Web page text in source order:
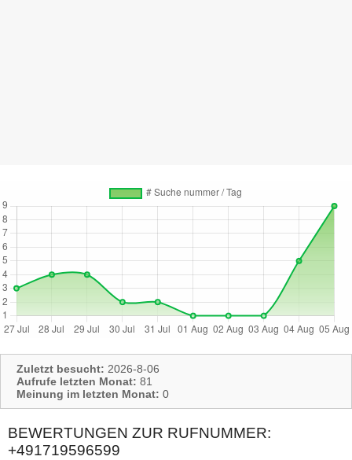
Zuletzt besucht: 2026-8-06
Aufrufe letzten Monat: 81
Meinung im letzten Monat: 0
BEWERTUNGEN ZUR RUFNUMMER:
+491719596599